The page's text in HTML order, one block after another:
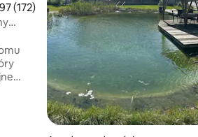
ocena: 4,97 na 5, liczba recenzji: 172
(172)